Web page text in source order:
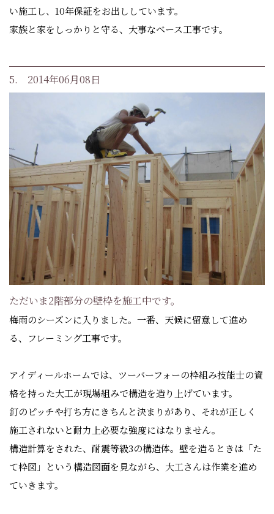
い施工し、10年保証をお出ししています。
家族と家をしっかりと守る、大事なベース工事です。
5. 2014年06月08日
ただいま2階部分の壁枠を施工中です。
梅雨のシーズンに入りました。一番、天候に留意して進め
る、フレーミング工事です。
アイディールホームでは、ツーバーフォーの枠組み技能士の資
格を持った大工が現場組みで構造を造り上げています。
釘のピッチや打ち方にきちんと決まりがあり、それが正しく
施工されないと耐力上必要な強度にはなりません。
構造計算をされた、耐震等級3の構造体。壁を造るときは「た
て枠図」という構造図面を見ながら、大工さんは作業を進め
ていきます。